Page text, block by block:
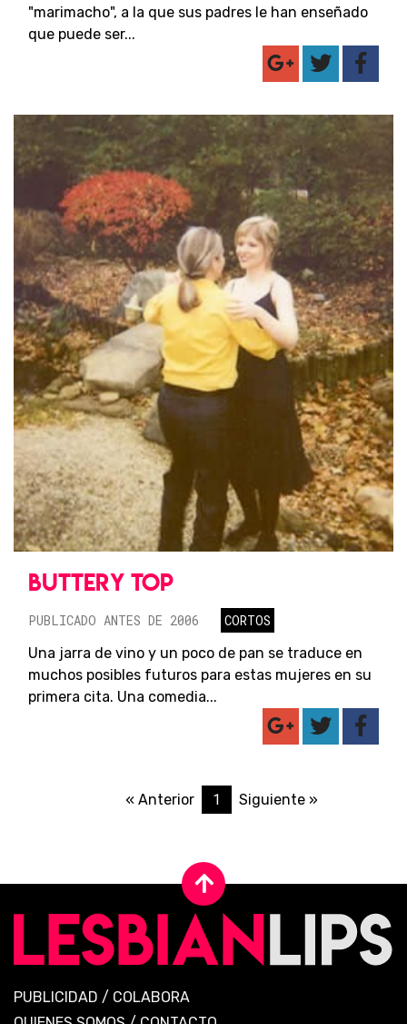
"marimacho", a la que sus padres le han enseñado
que puede ser...
BUTTERY TOP
PUBLICADO ANTES DE 2006
CORTOS
Una jarra de vino y un poco de pan se traduce en
muchos posibles futuros para estas mujeres en su
primera cita. Una comedia...
« Anterior 1 Siguiente »
PUBLICIDAD / COLABORA